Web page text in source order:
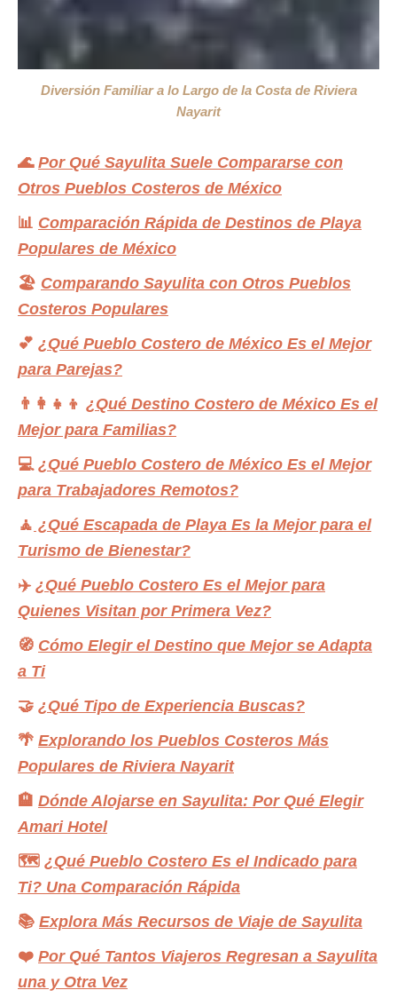
🌊 Por Qué Sayulita Suele Compararse con
Otros Pueblos Costeros de México
📊 Comparación Rápida de Destinos de Playa
Populares de México
🏖️ Comparando Sayulita con Otros Pueblos
Costeros Populares
💕 ¿Qué Pueblo Costero de México Es el Mejor
para Parejas?
👨‍👩‍👧‍👦 ¿Qué Destino Costero de México Es el
Mejor para Familias?
💻 ¿Qué Pueblo Costero de México Es el Mejor
para Trabajadores Remotos?
🧘 ¿Qué Escapada de Playa Es la Mejor para el
Turismo de Bienestar?
✈️ ¿Qué Pueblo Costero Es el Mejor para
Quienes Visitan por Primera Vez?
🧭 Cómo Elegir el Destino que Mejor se Adapta
a Ti
🤝 ¿Qué Tipo de Experiencia Buscas?
🌴 Explorando los Pueblos Costeros Más
Populares de Riviera Nayarit
🏨 Dónde Alojarse en Sayulita: Por Qué Elegir
Amari Hotel
🗺️ ¿Qué Pueblo Costero Es el Indicado para
Ti? Una Comparación Rápida
📚 Explora Más Recursos de Viaje de Sayulita
❤️ Por Qué Tantos Viajeros Regresan a Sayulita
una y Otra Vez
Diversión Familiar a lo Largo de la Costa de Riviera
Nayarit